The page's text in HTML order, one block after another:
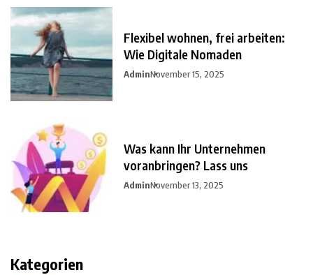
Flexibel wohnen, frei arbeiten:
Wie Digitale Nomaden
AdminNovember 15, 2025
Was kann Ihr Unternehmen
voranbringen? Lass uns
AdminNovember 13, 2025
Kategorien